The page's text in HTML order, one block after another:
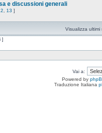
e discussioni generali
13 ]
Visualizza ultimi
]
Vai a:
Powered by
Traduzione Italiana